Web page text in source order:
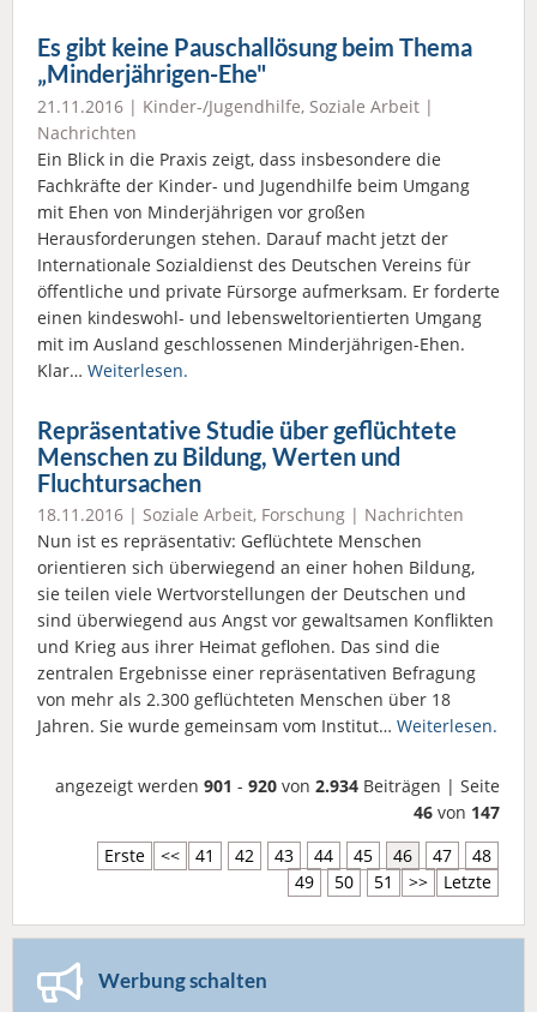
Es gibt keine Pauschallösung beim Thema
„Minderjährigen-Ehe"
21.11.2016 | Kinder-/Jugendhilfe, Soziale Arbeit |
Nachrichten
Ein Blick in die Praxis zeigt, dass insbesondere die
Fachkräfte der Kinder- und Jugendhilfe beim Umgang
mit Ehen von Minderjährigen vor großen
Herausforderungen stehen. Darauf macht jetzt der
Internationale Sozialdienst des Deutschen Vereins für
öffentliche und private Fürsorge aufmerksam. Er forderte
einen kindeswohl- und lebensweltorientierten Umgang
mit im Ausland geschlossenen Minderjährigen-Ehen.
Klar… Weiterlesen.
Repräsentative Studie über geflüchtete
Menschen zu Bildung, Werten und
Fluchtursachen
18.11.2016 | Soziale Arbeit, Forschung | Nachrichten
Nun ist es repräsentativ: Geflüchtete Menschen
orientieren sich überwiegend an einer hohen Bildung,
sie teilen viele Wertvorstellungen der Deutschen und
sind überwiegend aus Angst vor gewaltsamen Konflikten
und Krieg aus ihrer Heimat geflohen. Das sind die
zentralen Ergebnisse einer repräsentativen Befragung
von mehr als 2.300 geflüchteten Menschen über 18
Jahren. Sie wurde gemeinsam vom Institut… Weiterlesen.
angezeigt werden 901 - 920 von 2.934 Beiträgen | Seite
46 von 147
Erste
<< 41 42 43 44 45 46 47
48
49
50 51 >> Letzte
Werbung schalten